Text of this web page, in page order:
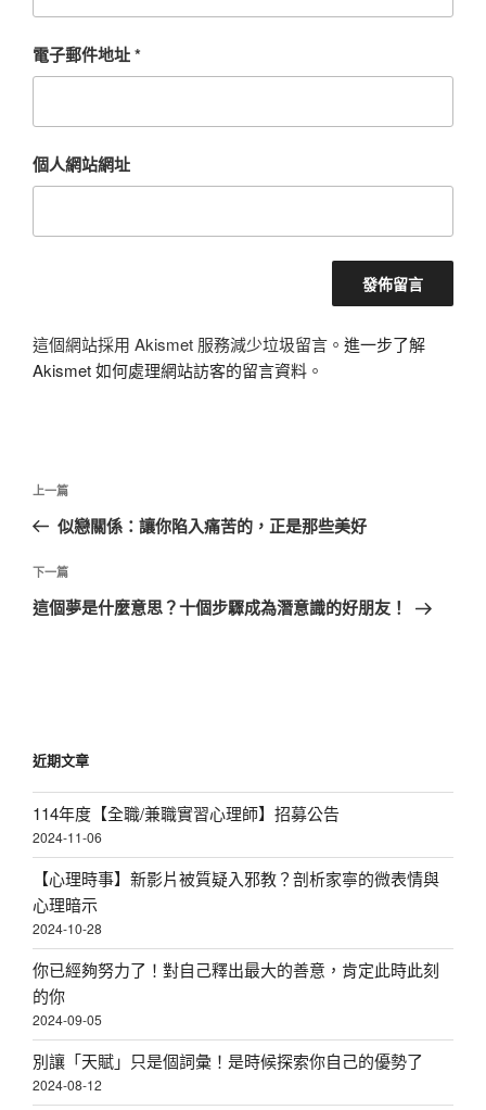
電子郵件地址*
個人網站網址
這個網站採用 Akismet 服務減少垃圾留言。 進一步了解
Akismet 如何處理網站訪客的留言資料 。
文
導
覽
上
一
文
章
上一篇
似戀關係：讓你陷入痛苦的，正是那些美好
下
一
下一篇
這個夢是什麼意思？十個步驟成為潛意識的好朋友！
近期文章
114年度【全職/兼職實習心理師】招募公告
2024-11-06
【心理時事】新影片被質疑入邪教？剖析家寧的微表情與
心理暗示
2024-10-28
你已經夠努力了！對自己釋出最大的善意，肯定此時此刻
的你
2024-09-05
別讓「天賦」只是個詞彙！是時候探索你自己的優勢了
2024-08-12